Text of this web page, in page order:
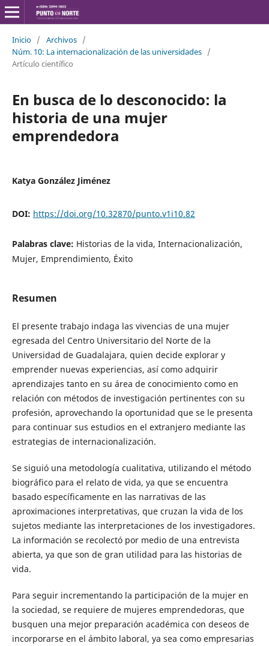
Inicio / Archivos /
Núm. 10: La internacionalización de las universidades /
Artículo científico
En busca de lo desconocido: la
historia de una mujer
emprendedora
Katya González Jiménez
DOI: https://doi.org/10.32870/punto.v1i10.82
Palabras clave: Historias de la vida, Internacionalización,
Mujer, Emprendimiento, Éxito
Resumen
El presente trabajo indaga las vivencias de una mujer
egresada del Centro Universitario del Norte de la
Universidad de Guadalajara, quien decide explorar y
emprender nuevas experiencias, así como adquirir
aprendizajes tanto en su área de conocimiento como en
relación con métodos de investigación pertinentes con su
profesión, aprovechando la oportunidad que se le presenta
para continuar sus estudios en el extranjero mediante las
estrategias de internacionalización.
Se siguió una metodología cualitativa, utilizando el método
biográfico para el relato de vida, ya que se encuentra
basado específicamente en las narrativas de las
aproximaciones interpretativas, que cruzan la vida de los
sujetos mediante las interpretaciones de los investigadores.
La información se recolectó por medio de una entrevista
abierta, ya que son de gran utilidad para las historias de
vida.
Para seguir incrementando la participación de la mujer en
la sociedad, se requiere de mujeres emprendedoras, que
busquen una mejor preparación académica con deseos de
incorporarse en el ámbito laboral, ya sea como empresarias